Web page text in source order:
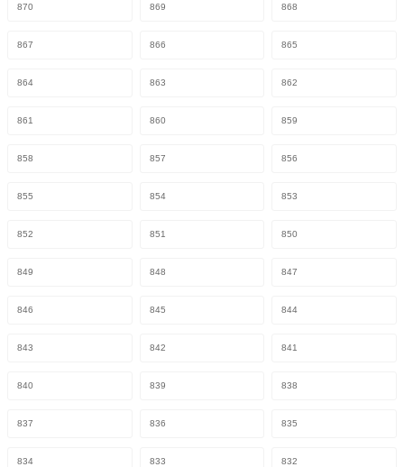
870 869 868
867 866 865
864 863 862
861 860 859
858 857 856
855 854 853
852 851 850
849 848 847
846 845 844
843 842 841
840 839 838
837 836 835
834 833 832